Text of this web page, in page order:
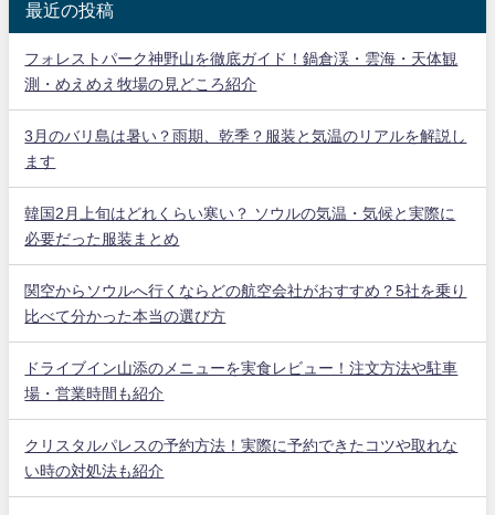
最近の投稿
フォレストパーク神野山を徹底ガイド！鍋倉渓・雲海・天体観
測・めえめえ牧場の見どころ紹介
3月のバリ島は暑い？雨期、乾季？服装と気温のリアルを解説し
ます
韓国2月上旬はどれくらい寒い？ ソウルの気温・気候と実際に
必要だった服装まとめ
関空からソウルへ行くならどの航空会社がおすすめ？5社を乗り
比べて分かった本当の選び方
ドライブイン山添のメニューを実食レビュー！注文方法や駐車
場・営業時間も紹介
クリスタルパレスの予約方法！実際に予約できたコツや取れな
い時の対処法も紹介